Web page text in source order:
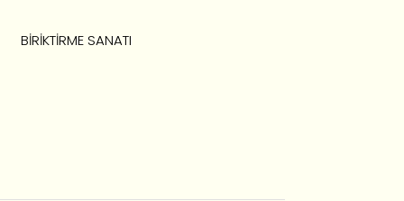
BIRIKTIRME SANATI